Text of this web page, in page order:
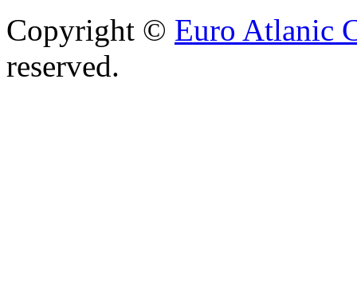
Copyright © Euro Atlanic
reserved.